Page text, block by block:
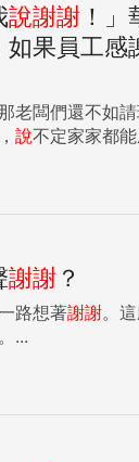
說謝謝 ！
果員工感
老闆們還不如
說不定家家都
謝謝 ？
路想著謝謝。
...